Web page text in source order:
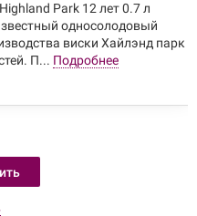
Park 12 лет 0.7 л
односолодовый
виски Хайлэнд парк
П... Подробнее